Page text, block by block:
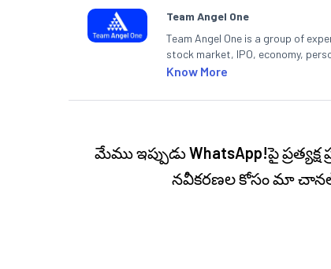
Team Angel One
Team Angel One is a group of
stock market, IPO, economy,
Know More
మేము ఇప్పుడుWhatsApp!పై
నవీకరణల కోసం మా